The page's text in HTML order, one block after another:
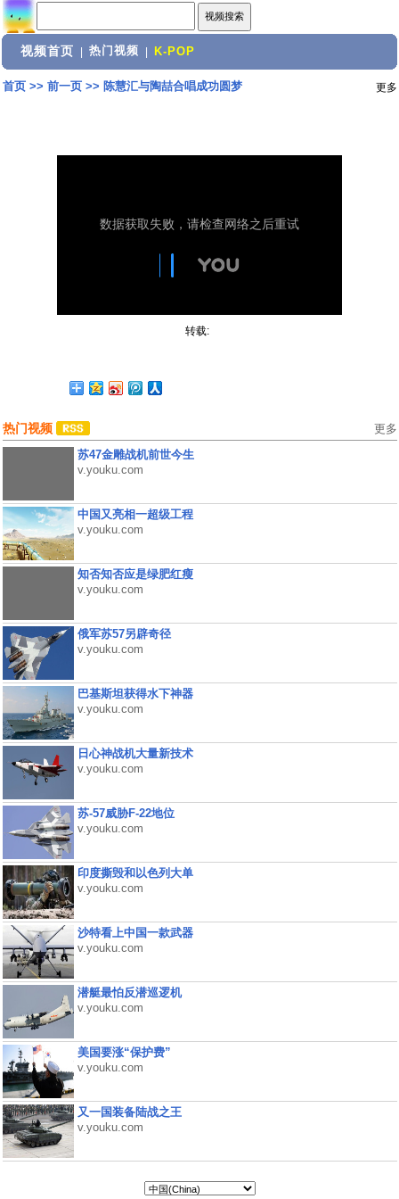
视频首页 热门视频 K-POP
首页>> 前一页>> 陈慧汇与陶喆合唱成功圆梦 更多
转载:
热门视频 更多
苏47金雕战机前世今生
v.youku.com
中国又亮相一超级工程
v.youku.com
知否知否应是绿肥红瘦
v.youku.com
俄军苏57另辟奇径
v.youku.com
巴基斯坦获得水下神器
v.youku.com
日心神战机大量新技术
v.youku.com
苏-57威胁F-22地位
v.youku.com
印度撕毁和以色列大单
v.youku.com
沙特看上中国一款武器
v.youku.com
潜艇最怕反潜巡逻机
v.youku.com
美国要涨“保护费”
v.youku.com
又一国装备陆战之王
v.youku.com